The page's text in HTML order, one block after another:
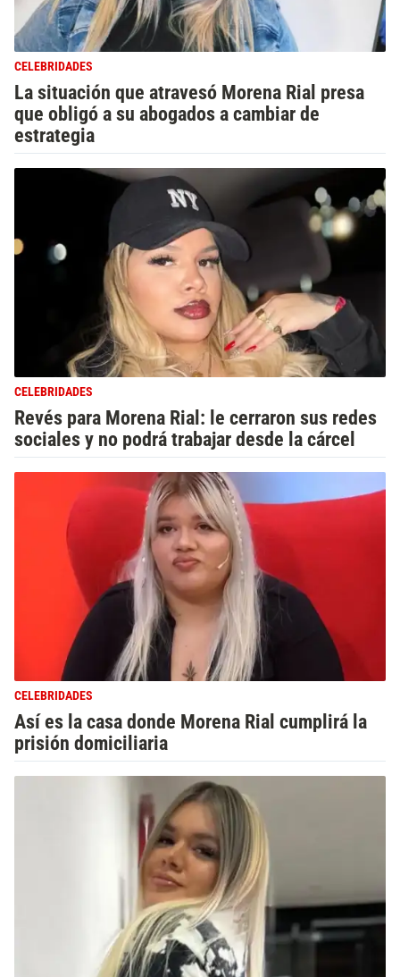
CELEBRIDADES
La situación que atravesó Morena Rial presa
que obligó a su abogados a cambiar de
estrategia
CELEBRIDADES
Revés para Morena Rial: le cerraron sus redes
sociales y no podrá trabajar desde la cárcel
CELEBRIDADES
Así es la casa donde Morena Rial cumplirá la
prisión domiciliaria